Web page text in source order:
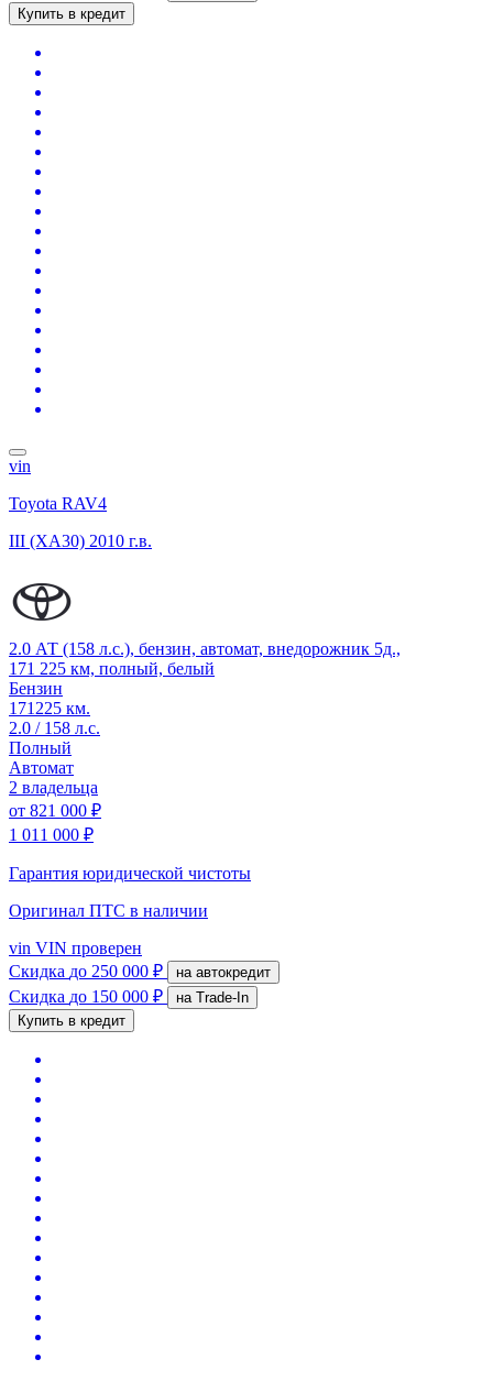
Купить в кредит
vin
Toyota RAV4
III (XA30) 2010 г.в.
2.0 АТ (158 л.с.), бензин, автомат, внедорожник 5д.,
171 225 км, полный, белый
Бензин
171225 км.
2.0 / 158 л.с.
Полный
Автомат
2 владельца
от 821 000 ₽
1 011 000 ₽
Гарантия юридической чистоты
Оригинал ПТС в наличии
vin VIN проверен
Скидка до 250 000 ₽ на автокредит
Скидка до 150 000 ₽
на Trade-In
Купить в кредит